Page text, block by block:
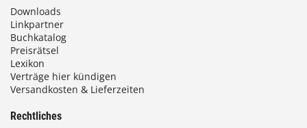
Downloads
Linkpartner
Buchkatalog
Preisrätsel
Lexikon
Verträge hier kündigen
Versandkosten & Lieferzeiten
Rechtliches